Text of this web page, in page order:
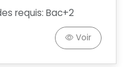
requis: Bac+2
Voir